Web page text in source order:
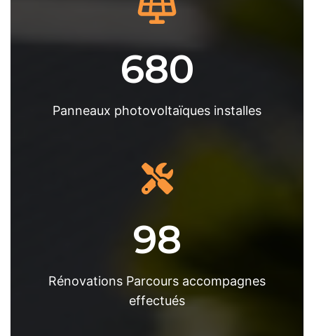
680
Panneaux photovoltaïques installes
98
Rénovations Parcours accompagnes
effectués